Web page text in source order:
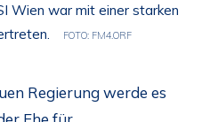
Wien war mit einer starken
FOTO: FM4.ORF
Regierung werde es